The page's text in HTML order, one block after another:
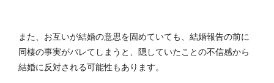
また、お互いが結婚の意思を固めていても、結婚報告の前に
同棲の事実がバレてしまうと、隠していたことの不信感から
結婚に反対される可能性もあります。